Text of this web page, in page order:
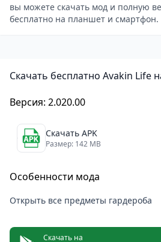
встретиться ипообщаться с
всего мира. Это может быть
Одежда и аксессуары: В игре
купить для своего персонажа.
игрокам выразить себя и
образ.
анимированные танцы для
которые можно использовать в
веселья и развлечений в игру.
вы можете скачать мод и полную
бесплатно на планшет и смартфон.
Скачать бесплатно Avakin Life
Версия: 2.020.00
Скачать APK
Размер: 142 MB
Особенности мода
Открыть все предметы гардероба
Скачать на